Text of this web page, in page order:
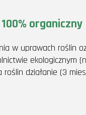
organiczny
w uprawach roślin
ekologicznym
działanie (3